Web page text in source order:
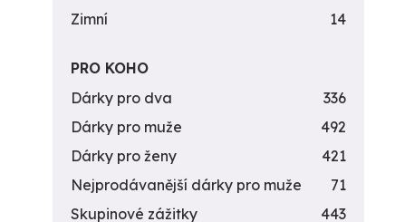
Zimní
14
PRO KOHO
Dárky pro dva
336
Dárky pro muže
492
Dárky pro ženy
421
Nejprodávanější dárky pro muže
71
Skupinové zážitky
443